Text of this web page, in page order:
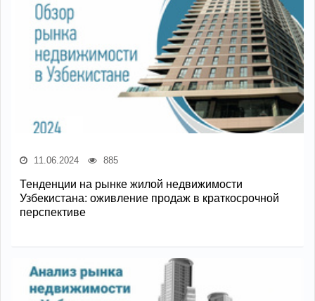
11.06.2024 885
Тенденции на рынке жилой недвижимости
Узбекистана: оживление продаж в краткосрочной
перспективе